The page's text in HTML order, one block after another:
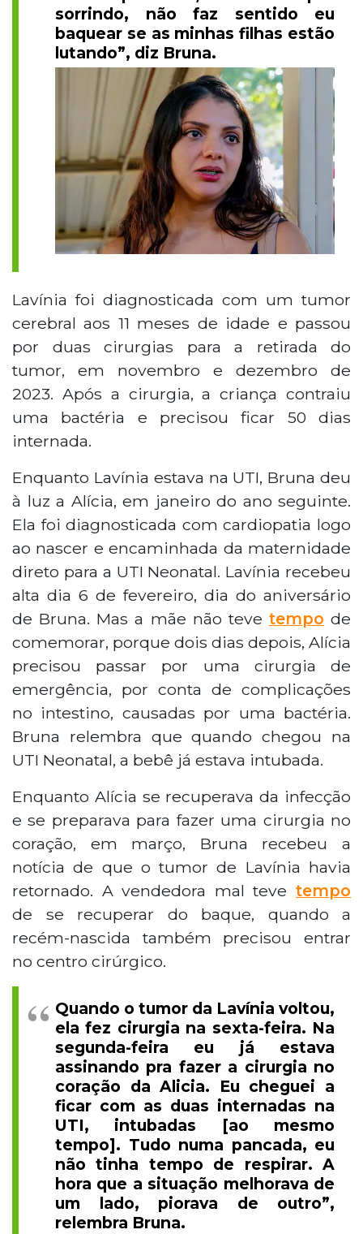
sorrindo, não faz sentido eu
baquear se as minhas filhas estão
lutando”, diz Bruna.
Lavínia foi diagnosticada com um tumor
cerebral aos 11 meses de idade e passou
por duas cirurgias para a retirada do
tumor, em novembro e dezembro de
2023. Após a cirurgia, a criança contraiu
uma bactéria e precisou ficar 50 dias
internada.
Enquanto Lavínia estava na UTI, Bruna deu
à luz a Alícia, em janeiro do ano seguinte.
Ela foi diagnosticada com cardiopatia logo
ao nascer e encaminhada da maternidade
direto para a UTI Neonatal. Lavínia recebeu
alta dia 6 de fevereiro, dia do aniversário
de Bruna. Mas a mãe não teve tempo de
comemorar, porque dois dias depois, Alícia
precisou passar por uma cirurgia de
emergência, por conta de complicações
no intestino, causadas por uma bactéria.
Bruna relembra que quando chegou na
UTI Neonatal, a bebê já estava intubada.
Enquanto Alícia se recuperava da infecção
e se preparava para fazer uma cirurgia no
coração, em março, Bruna recebeu a
notícia de que o tumor de Lavínia havia
retornado. A vendedora mal teve tempo
de se recuperar do baque, quando a
recém-nascida também precisou entrar
no centro cirúrgico.
Quando o tumor da Lavínia voltou,
ela fez cirurgia na sexta-feira. Na
segunda-feira eu já estava
assinando pra fazer a cirurgia no
coração da Alicia. Eu cheguei a
ficar com as duas internadas na
UTI, intubadas [ao mesmo
tempo]. Tudo numa pancada, eu
não tinha tempo de respirar. A
hora que a situação melhorava de
um lado, piorava de outro”,
relembra Bruna.